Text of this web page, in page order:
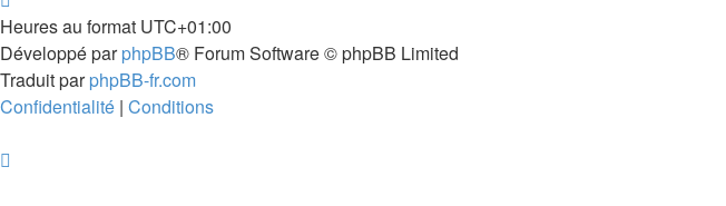
Heures au format UTC+01:00
Développé parphpBB® Forum Software © phpBB Limited
Traduit parphpBB-fr.com
Confidentialité | Conditions